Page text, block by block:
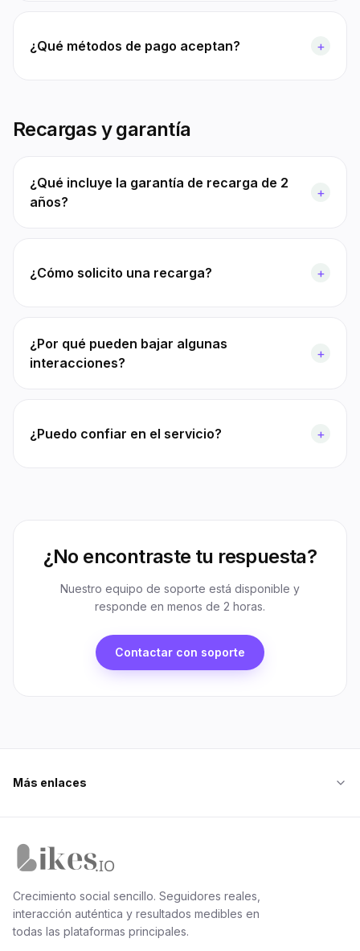
¿Qué métodos de pago aceptan? +
Recargas y garantía
¿Qué incluye la garantía de recarga de 2
años?
+
¿Cómo solicito una recarga? +
¿Por qué pueden bajar algunas
interacciones?
+
¿Puedo confiar en el servicio? +
¿No encontraste tu respuesta?
Nuestro equipo de soporte está disponible y
responde en menos de 2 horas.
Contactar con soporte
Más enlaces
Crecimiento social sencillo. Seguidores reales,
interacción auténtica y resultados medibles en
todas las plataformas principales.